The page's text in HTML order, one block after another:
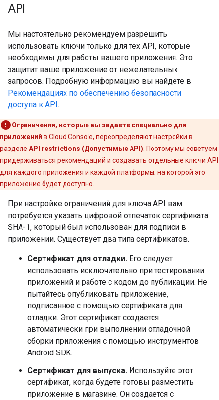
API
Мы настоятельно рекомендуем разрешить
использовать ключи только для тех API, которые
необходимы для работы вашего приложения. Это
защитит ваше приложение от нежелательных
запросов. Подробную информацию вы найдете в
Рекомендациях по обеспечению безопасности
доступа к API.
Ограничения, которые вы задаете специально для
приложений в Cloud Console, переопределяют настройки в
разделе API restrictions (Допустимые API) . Поэтому мы советуем
придерживаться рекомендаций и создавать отдельные ключи API
для каждого приложения и каждой платформы, на которой это
приложение будет доступно.
При настройке ограничений для ключа API вам
потребуется указать цифровой отпечаток сертификата
SHA-1, который был использован для подписи в
приложении. Существует два типа сертификатов.
Сертификат для отладки. Его следует
использовать исключительно при тестировании
приложений и работе с кодом до публикации. Не
пытайтесь опубликовать приложение,
подписанное с помощью сертификата для
отладки. Этот сертификат создается
автоматически при выполнении отладочной
сборки приложения с помощью инструментов
Android SDK.
Сертификат для выпуска. Используйте этот
сертификат, когда будете готовы разместить
приложение в магазине. Он создается с